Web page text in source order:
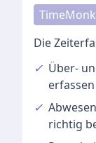
Die
✓ Über-
erfassen
✓
richtig